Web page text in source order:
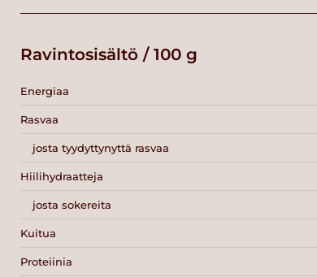
Ravintosisältö / 100 g
Energiaa
Rasvaa
josta tyydyttynyttä rasvaa
Hiilihydraatteja
josta sokereita
Kuitua
Proteiinia